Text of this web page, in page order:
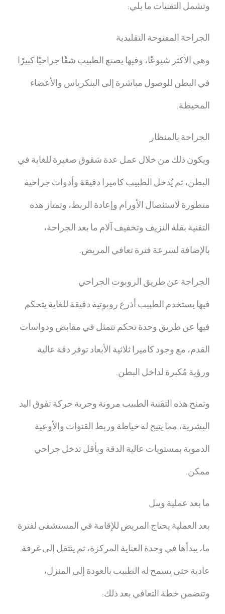
وتشمل التقنيات ما يلي:
الجراحة المفتوحة التقليدية
وهي الأكثر شيوعًا، وفيها يصنع الطبيب شقًا جراحيًا كبيرًا
في البطن للوصول مباشرة إلى البنكرياس والأعضاء
المحيطة.
الجراحة بالمنظار
ويكون ذلك من خلال عمل عدة شقوق صغيرة للغاية في
البطن، ثم يُدخل الطبيب كاميرا دقيقة وأدوات جراحية
متطورة لاستئصال الأورام وإعادة الربط، وتمتاز هذه
التقنية بقلة النزيف وتخفيف آلام ما بعد الجراحة،
بالإضافة لسرعة فترة تعافي المريض.
الجراحة عن طريق الروبوت الجراحي
فيها يستخدم الطبيب أذرع روبوتية دقيقة للغاية يتحكم
فيها عن طريق وحدة تحكم تتمثل في مقابض ودواسات
القدم، مع وجود كاميرا ثلاثية الأبعاد توفر دقة عالية
ورؤية مُكبرة لداخل البطن.
وتمنح هذه التقنية الطبيب مرونة وحرية حركة تفوق اليد
البشرية، مما يتيح له خياطة وربط القنوات والأوعية
الدموية بمستويات عالية الدقة وبأقل تدخل جراحي
ممكن.
ما بعد عملية ويبل
بعد العملية يحتاج المريض للإقامة في المستشفى لفترة
ما، يبدأها في وحدة العناية المركزة، ثم ينتقل إلى غرفة
عادية حتى يسمح له الطبيب بالعودة إلى المنزل،
وتتضمن خطة التعافي بعد ذلك: